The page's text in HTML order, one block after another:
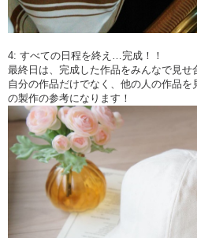
4: すべての日程を終え…完成！！
最終日は、完成した作品をみんなで見
自分の作品だけでなく、他の人の作品
の製作の参考になります！